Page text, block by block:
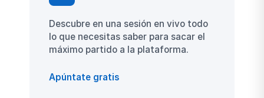
Descubre en una sesión en vivo todo
lo que necesitas saber para sacar el
máximo partido a la plataforma.
Apúntate gratis